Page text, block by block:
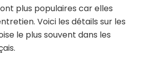
plus populaires car elles
Voici les détails sur les
le plus souvent dans les